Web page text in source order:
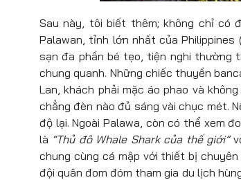
Sau này, tôi biết thêm; không chỉ có
Palawan, tỉnh lớn nhất của Philippines
sạn đa phần bé tẹo, tiện nghi thường
chung quanh. Những chiếc thuyền
Lan, khách phải mặc áo phao và
chẳng đèn nào đủ sáng vài chục mét.
độ lại. Ngoài Palawa, còn có thể xem
là “Thủ đô Whale Shark của thế giới”
chung cùng cá mập với thiết bị chuyên
đội quân đom đóm tham gia du lịch